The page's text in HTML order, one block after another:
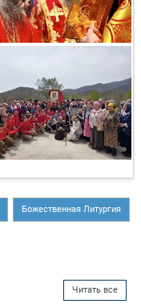
Божественная Литургия
Читать все